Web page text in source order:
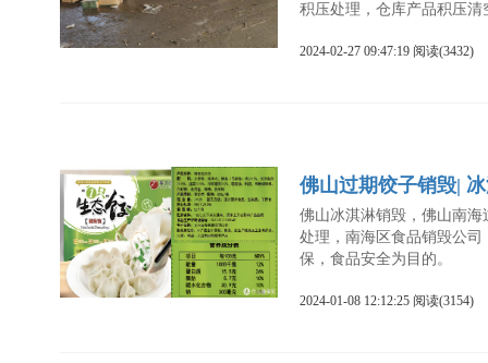
积压处理，仓库产品积压
2024-02-27 09:47:19 阅读(3432)
佛山过期饺子销毁|
佛山冰淇淋销毁，佛山南
处理，南海区食品销毁公
保，食品安全为目的。
2024-01-08 12:12:25 阅读(3154)